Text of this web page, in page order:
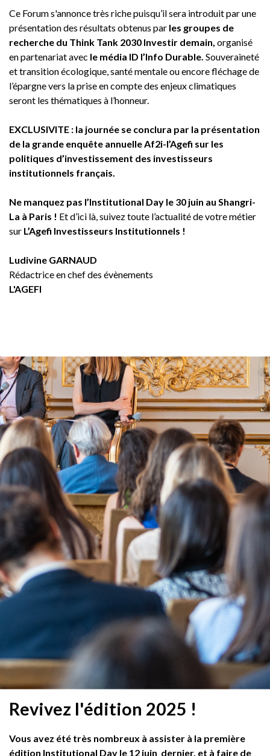
Ce Forum s'annonce très riche puisqu’il sera introduit par une
présentation des résultats obtenus par les groupes de
recherche du Think Tank 2030 Investir demain, organisé
en partenariat avec le média ID l’Info Durable. Souveraineté
et transition écologique, santé mentale ou encore fléchage de
l’épargne vers la prise en compte des enjeux climatiques
seront les thématiques à l’honneur.
EXCLUSIVITE : la journée se conclura par la présentation
de la grande enquête annuelle Af2i-l’Agefi sur les
politiques d’investissement des investisseurs
institutionnels français.
Ne manquez pas l’Institutional Day le 30 juin au Shangri-
La à Paris ! Et d’ici là, suivez toute l’actualité de votre métier
sur L’Agefi Investisseurs Institutionnels !
Ludivine GARNAUD
Rédactrice en chef des évènements
L'AGEFI
Revivez l'édition 2025 !
Vous avez été très nombreux à assister à la première
édition Institutional Day le 12 juin dernier, et à faire de